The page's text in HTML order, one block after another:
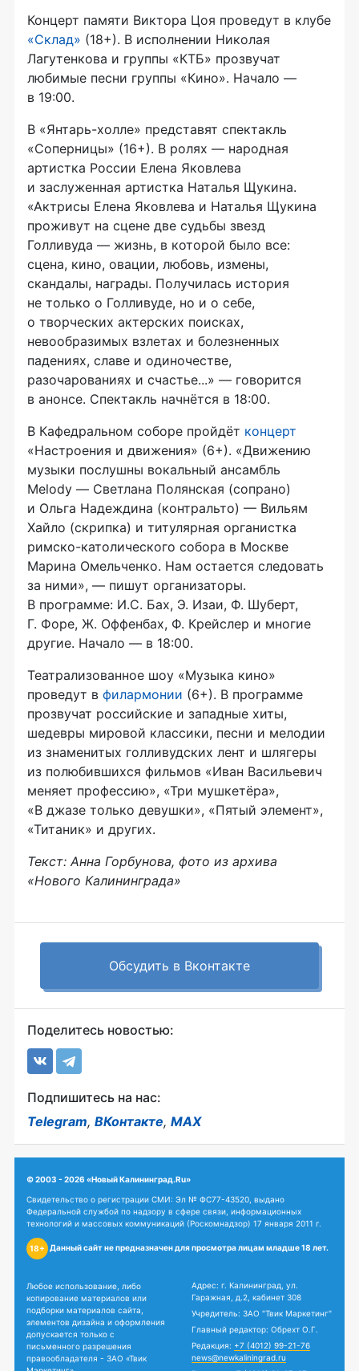
Концерт памяти Виктора Цоя проведут в клубе
«Склад» (18+). В исполнении Николая
Лагутенкова и группы «КТБ» прозвучат
любимые песни группы «Кино». Начало —
в 19:00.
В «Янтарь-холле» представят спектакль
«Соперницы» (16+). В ролях — народная
артистка России Елена Яковлева
и заслуженная артистка Наталья Щукина.
«Актрисы Елена Яковлева и Наталья Щукина
проживут на сцене две судьбы звезд
Голливуда — жизнь, в которой было все:
сцена, кино, овации, любовь, измены,
скандалы, награды. Получилась история
не только о Голливуде, но и о себе,
о творческих актерских поисках,
невообразимых взлетах и болезненных
падениях, славе и одиночестве,
разочарованиях и счастье...» — говорится
в анонсе. Спектакль начнётся в 18:00.
В Кафедральном соборе пройдёт концерт
«Настроения и движения» (6+). «Движению
музыки послушны вокальный ансамбль
Melody — Светлана Полянская (сопрано)
и Ольга Надеждина (контральто) — Вильям
Хайло (скрипка) и титулярная органистка
римско-католического собора в Москве
Марина Омельченко. Нам остается следовать
за ними», — пишут организаторы.
В программе: И.С. Бах, Э. Изаи, Ф. Шуберт,
Г. Форе, Ж. Оффенбах, Ф. Крейслер и многие
другие. Начало — в 18:00.
Театрализованное шоу «Музыка кино»
проведут в филармонии (6+). В программе
прозвучат российские и западные хиты,
шедевры мировой классики, песни и мелодии
из знаменитых голливудских лент и шлягеры
из полюбившихся фильмов «Иван Васильевич
меняет профессию», «Три мушкетёра»,
«В джазе только девушки», «Пятый элемент»,
«Титаник» и других.
Текст: Анна Горбунова, фото из архива
«Нового Калининграда»
Обсудить в Вконтакте
Поделитесь новостью:
Подпишитесь на нас:
Telegram, ВКонтакте, MAX
© 2003 - 2026 «Новый Калининград.Ru»
Свидетельство о регистрации СМИ: Эл № ФС77-43520, выдано
Федеральной службой по надзору в сфере связи, информационных
технологий и массовых коммуникаций (Роскомнадзор) 17 января 2011 г.
18+ Данный сайт не предназначен для просмотра лицам младше 18 лет.
Любое использование, либо
копирование материалов или
подборки материалов сайта,
элементов дизайна и оформления
допускается только с
письменного разрешения
правообладателя - ЗАО «Твик
Адрес: г. Калининград, ул.
Гаражная, д.2, кабинет 308
Учредитель: ЗАО "Твик Маркетинг"
Главный редактор: Обрехт О.Г.
Редакция: +7 (4012) 99-21-76
news@newkaliningrad.ru